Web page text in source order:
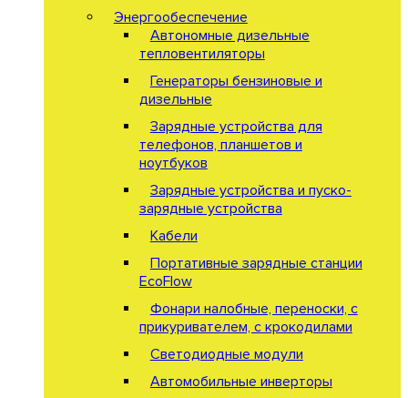
Энергообеспечение
Автономные дизельные
тепловентиляторы
Генераторы бензиновые и
дизельные
Зарядные устройства для
телефонов, планшетов и
ноутбуков
Зарядные устройства и пуско-
зарядные устройства
Кабели
Портативные зарядные станции
EcoFlow
Фонари налобные, переноски, с
прикуривателем, с крокодилами
Светодиодные модули
Автомобильные инверторы